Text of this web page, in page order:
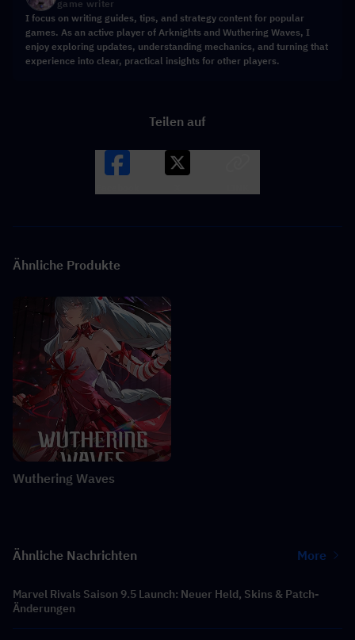
game writer
I focus on writing guides, tips, and strategy content for popular
games. As an active player of Arknights and Wuthering Waves, I
enjoy exploring updates, understanding mechanics, and turning that
experience into clear, practical insights for other players.
Teilen auf
Ähnliche Produkte
Wuthering Waves
Ähnliche Nachrichten More
Marvel Rivals Saison 9.5 Launch: Neuer Held, Skins & Patch-
Änderungen